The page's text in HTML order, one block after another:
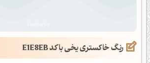
رنگ خاکستری یخی با کد E1E8EB